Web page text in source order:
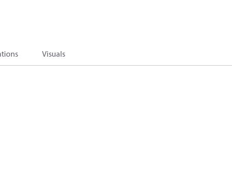
Visuals